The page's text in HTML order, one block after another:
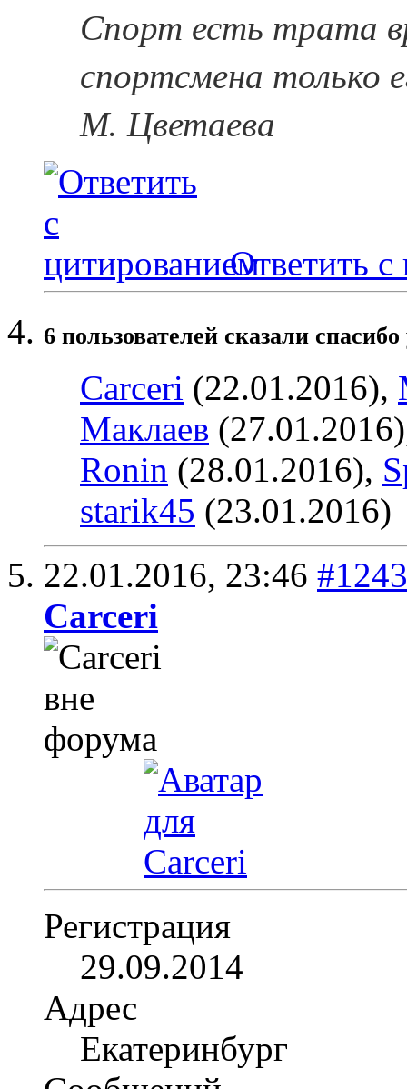
Спорт есть трата
спортсмена только
М. Цветаева
Ответить с
6 пользователей сказали
Carceri (22.01.2016),
Маклаев
Ronin (28.01.2016),
starik45 (23.01.2016)
22.01.2016, 23:46 #1243
Carceri
Регистрация
29.09.2014
Адрес
Екатеринбург